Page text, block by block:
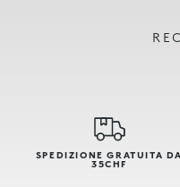
SPEDIZIONE GRATUITA DA
35CHF